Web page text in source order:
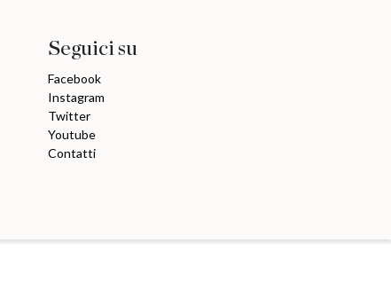
Seguici su
Facebook
Instagram
Twitter
Youtube
Contatti